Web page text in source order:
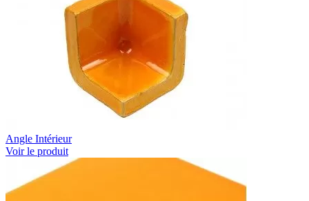
Angle Intérieur
Voir le produit